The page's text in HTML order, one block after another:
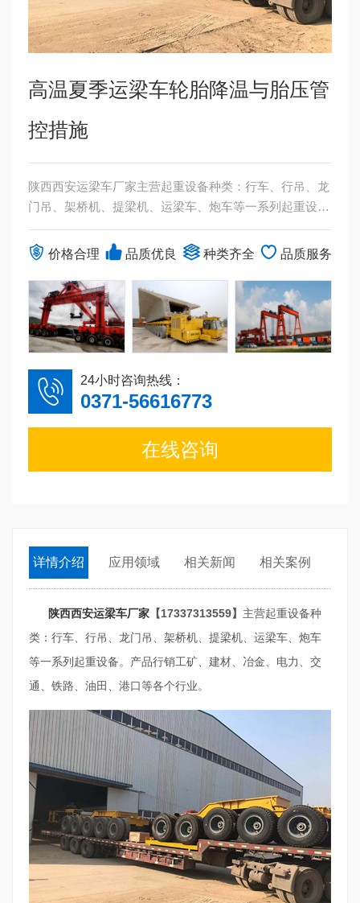
高温夏季运梁车轮胎降温与胎压管
控措施
陕西西安运梁车厂家主营起重设备种类：行车、行吊、龙
门吊、架桥机、提梁机、运梁车、炮车等一系列起重设
备。产品行销工矿、建材、冶金、电力、交通、铁路、油
田、港口等各个行业。...
价格合理 品质优良 种类齐全 品质服务
24小时咨询热线：
0371-56616773
在线咨询
详情介绍 应用领域 相关新闻 相关案例
陕西西安运梁车厂家 【17337313559】 主营起重设备种
类：行车、行吊、龙门吊、架桥机、提梁机、运梁车、炮车
等一系列起重设备。产品行销工矿、建材、冶金、电力、交
通、铁路、油田、港口等各个行业。